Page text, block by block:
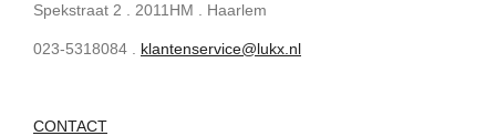
Spekstraat 2 . 2011HM . Haarlem
023-5318084 . klantenservice@lukx.nl
CONTACT